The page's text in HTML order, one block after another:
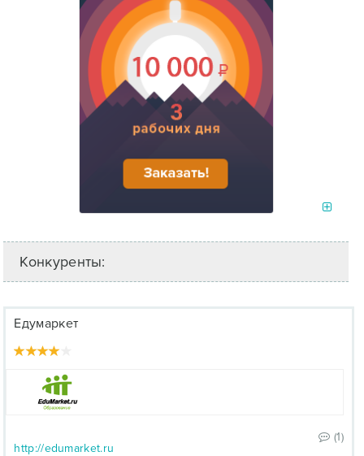
Конкуренты:
Едумаркет
(1)
http://edumarket.ru